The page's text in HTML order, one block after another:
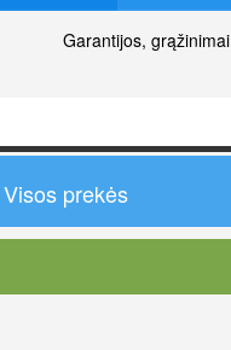
Garantijos, grąžinimai
Visos prekės